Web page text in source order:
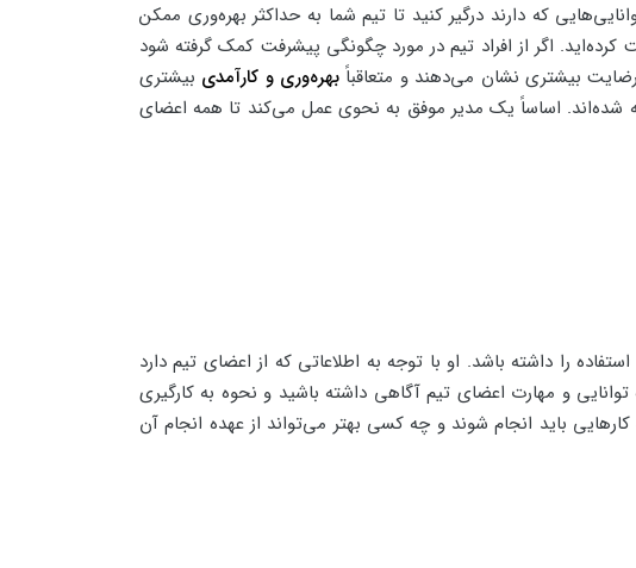
که دارند درگیر کنید تا تیم شما به حداکثر بهره‌وری ممکن
اگر از افراد تیم در مورد چگونگی پیشرفت کمک گرفته شود
بیشتری نشان می‌دهند و متعاقباً بهره‌وری و کارآمدی بیشتری
شده‌اند. اساساً یک مدیر موفق به نحوی عمل می‌کند تا همه اعضای
را داشته باشد. او با توجه به اطلاعاتی که از اعضای تیم دارد
توانایی و مهارت اعضای تیم آگاهی داشته باشید و نحوه به کارگیری
باید انجام شوند و چه کسی بهتر می‌تواند از عهده انجام آن